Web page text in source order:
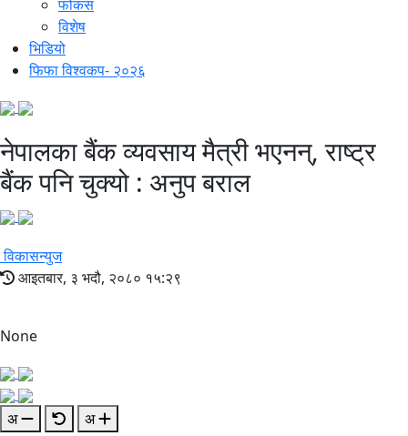
फोकस
विशेष
भिडियो
फिफा विश्वकप- २०२६
नेपालका बैंक व्यवसाय मैत्री भएनन्, राष्ट्र
बैंक पनि चुक्यो : अनुप बराल
विकासन्युज
आइतबार, ३ भदौ, २०८० १५:२९
None
अ अ